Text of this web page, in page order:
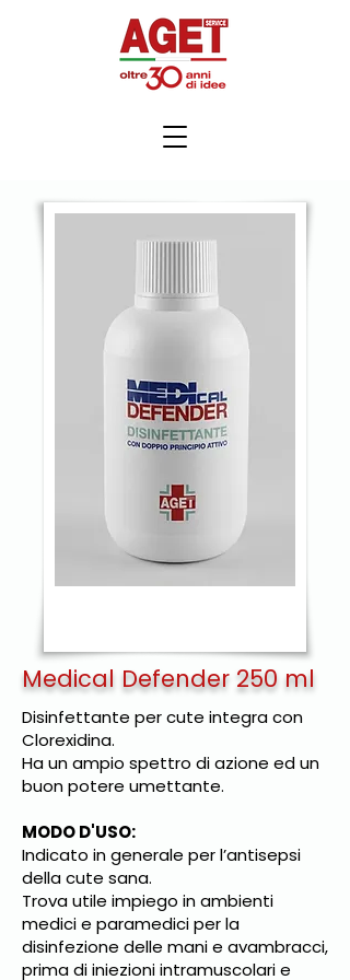
Medical Defender 250 ml
Disinfettante per cute integra con
Clorexidina.
Ha un ampio spettro di azione ed un
buon potere umettante.
MODO D'USO:
Indicato in generale per l’antisepsi
della cute sana.
Trova utile impiego in ambienti
medici e paramedici per la
disinfezione delle mani e avambracci,
prima di iniezioni intramuscolari e